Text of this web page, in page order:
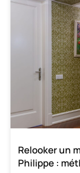
Relooker un
Philippe :